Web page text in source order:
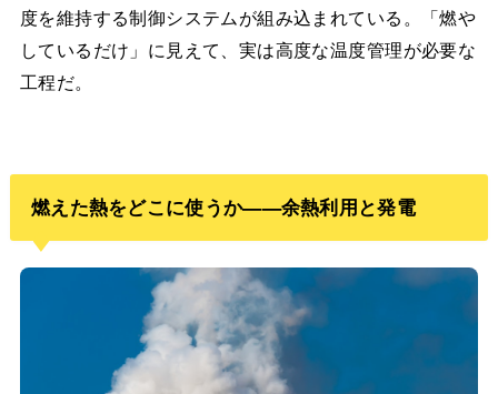
度を維持する制御システムが組み込まれている。「燃や
しているだけ」に見えて、実は高度な温度管理が必要な
工程だ。
燃えた熱をどこに使うか——余熱利用と発電